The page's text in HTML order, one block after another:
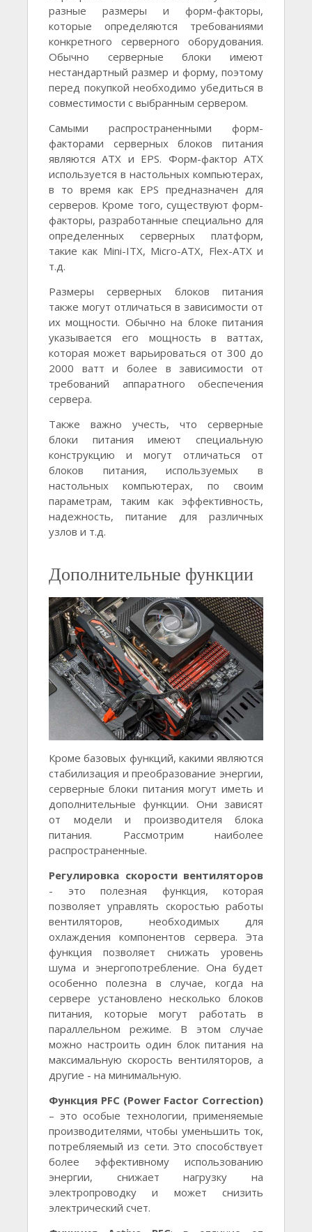
разные размеры и форм-факторы,
которые определяются требованиями
конкретного серверного оборудования.
Обычно серверные блоки имеют
нестандартный размер и форму, поэтому
перед покупкой необходимо убедиться в
совместимости с выбранным сервером.
Самыми распространенными форм-
факторами серверных блоков питания
являются ATX и EPS. Форм-фактор ATX
используется в настольных компьютерах,
в то время как EPS предназначен для
серверов. Кроме того, существуют форм-
факторы, разработанные специально для
определенных серверных платформ,
такие как Mini-ITX, Micro-ATX, Flex-ATX и
т.д.
Размеры серверных блоков питания
также могут отличаться в зависимости от
их мощности. Обычно на блоке питания
указывается его мощность в ваттах,
которая может варьироваться от 300 до
2000 ватт и более в зависимости от
требований аппаратного обеспечения
сервера.
Также важно учесть, что серверные
блоки питания имеют специальную
конструкцию и могут отличаться от
блоков питания, используемых в
настольных компьютерах, по своим
параметрам, таким как эффективность,
надежность, питание для различных
узлов и т.д.
Дополнительные функции
Кроме базовых функций, какими являются
стабилизация и преобразование энергии,
серверные блоки питания могут иметь и
дополнительные функции. Они зависят
от модели и производителя блока
питания. Рассмотрим наиболее
распространенные.
Регулировка скорости вентиляторов
- это полезная функция, которая
позволяет управлять скоростью работы
вентиляторов, необходимых для
охлаждения компонентов сервера. Эта
функция позволяет снижать уровень
шума и энергопотребление. Она будет
особенно полезна в случае, когда на
сервере установлено несколько блоков
питания, которые могут работать в
параллельном режиме. В этом случае
можно настроить один блок питания на
максимальную скорость вентиляторов, а
другие - на минимальную.
Функция PFC (Power Factor Correction)
– это особые технологии, применяемые
производителями, чтобы уменьшить ток,
потребляемый из сети. Это способствует
более эффективному использованию
энергии, снижает нагрузку на
электропроводку и может снизить
электрический счет.